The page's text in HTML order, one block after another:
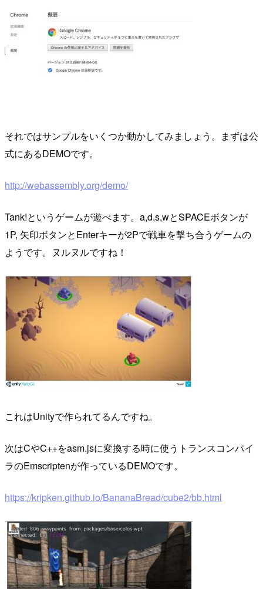
それではサンプルをいくつか動かしてみましょう。まずは公
式にあるDEMOです。
http://webassembly.org/demo/
Tank!というゲームが遊べます。a,d,s,wとSPACEボタンが
1P, 矢印ボタンとEnterキーが2Pで戦車を撃ち合うゲームの
ようです。ヌルヌルですね！
これはUnityで作られてるんですね。
次はCやC++をasm.jsに変換する時に使うトランスコンパイ
ラのEmscriptenが作っているDEMOです。
https://kripken.github.io/BananaBread/cube2/bb.html